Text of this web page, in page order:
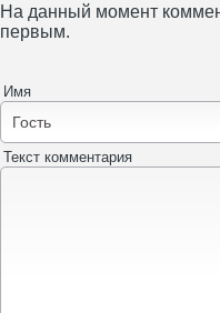
На данный момент
первым.
Имя
Текст комментария